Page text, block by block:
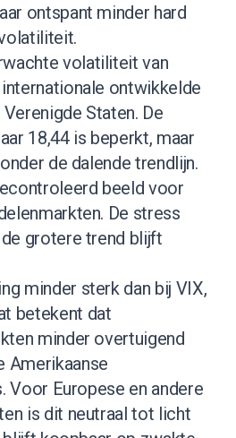
ontspant minder hard
volatiliteit van
ontwikkelde
Staten. De
18,44 is beperkt, maar
de dalende trendlijn.
beeld voor
De stress
grotere trend blijft
minder sterk dan bij VIX,
betekent dat
minder overtuigend
Amerikaanse
Europese en andere
is dit neutraal tot licht